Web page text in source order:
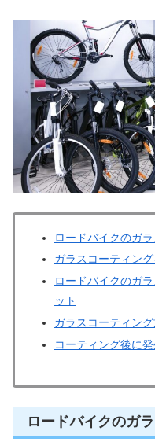
ロードバイクのガ
ガラスコーティン
ロードバイクのガ
ット
ガラスコーティン
コーティング後に
ロードバイクのガ